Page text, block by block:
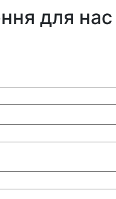
для нас